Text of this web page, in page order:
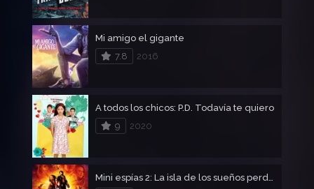
Mi amigo el gigante
7.8
2016
A todos los chicos: P.D. Todavía te quiero
9
2020
Mini espías 2: La isla de los sueños perdidos